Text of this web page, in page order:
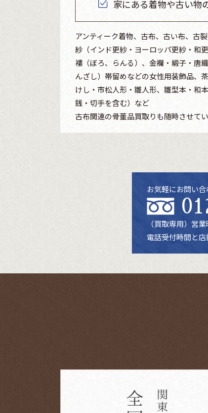
家にある着物や古い物
アンティーク着物、古布、古い布、古
紗（インド更紗・ヨーロッパ更紗・和
褸（ぼろ、らんる）、金襴・緞子・唐
んざし）帯留めなどの女性用装飾品、
けし・市松人形・雛人形、雛型本・和
銭・切手を含む）など
古布関連の骨董品買取りも随時させて
お気軽にお問い合
（買取専用） 営
電話受付時間と